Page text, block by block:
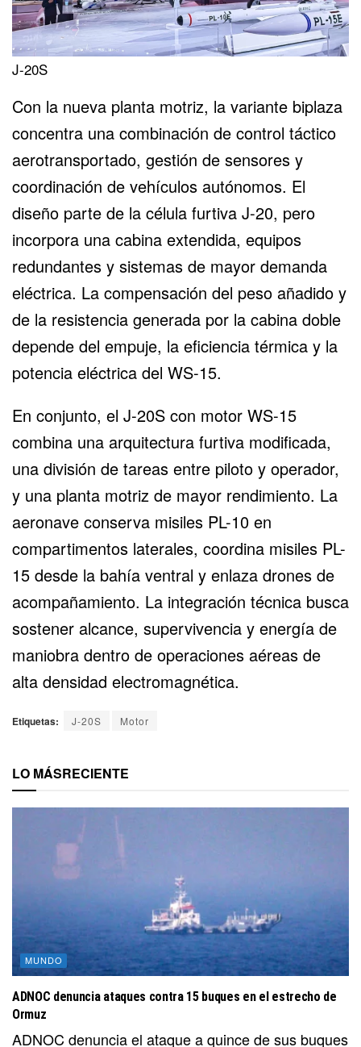
J-20S
Con la nueva planta motriz, la variante biplaza
concentra una combinación de control táctico
aerotransportado, gestión de sensores y
coordinación de vehículos autónomos. El
diseño parte de la célula furtiva J-20, pero
incorpora una cabina extendida, equipos
redundantes y sistemas de mayor demanda
eléctrica. La compensación del peso añadido y
de la resistencia generada por la cabina doble
depende del empuje, la eficiencia térmica y la
potencia eléctrica del WS-15.
En conjunto, el J-20S con motor WS-15
combina una arquitectura furtiva modificada,
una división de tareas entre piloto y operador,
y una planta motriz de mayor rendimiento. La
aeronave conserva misiles PL-10 en
compartimentos laterales, coordina misiles PL-
15 desde la bahía ventral y enlaza drones de
acompañamiento. La integración técnica busca
sostener alcance, supervivencia y energía de
maniobra dentro de operaciones aéreas de
alta densidad electromagnética.
Etiquetas: J-20S Motor
LO MÁSRECIENTE
MUNDO
ADNOC denuncia ataques contra 15 buques en el estrecho de
Ormuz
ADNOC denuncia el ataque a quince de sus buques